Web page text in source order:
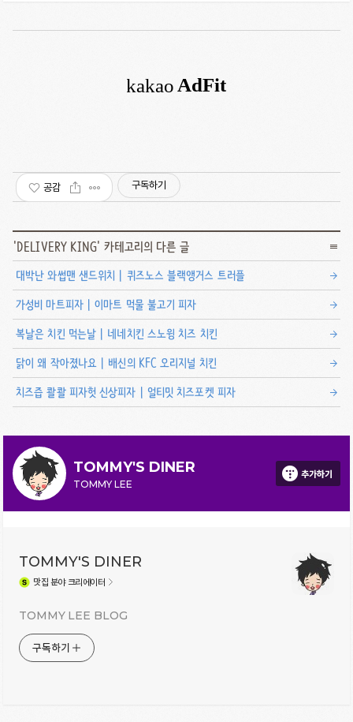
공감 구독하기
'DELIVERY KING' 카테고리의 다른 글
대박난 와썹맨 샌드위치 | 퀴즈노스 블랙앵거스 트러플
가성비 마트피자 | 이마트 먹물 불고기 피자
복날은 치킨 먹는날 | 네네치킨 스노윙 치즈 치킨
닭이 왜 작아졌나요 | 배신의 KFC 오리지널 치킨
치즈즙 콸콸 피자헛 신상피자 | 얼티밋 치즈포켓 피자
TOMMY'S DINER
TOMMY LEE
추가하기
TOMMY'S DINER
맛집 분야 크리에이터
TOMMY LEE BLOG
구독하기